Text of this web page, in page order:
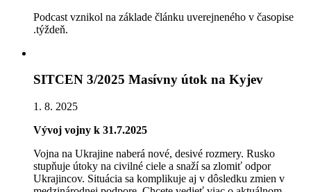
Podcast vznikol na základe článku uverejneného v časopise
.týždeň.
SITCEN 3/2025 Masívny útok na Kyjev
1. 8. 2025
Vývoj vojny k 31.7.2025
Vojna na Ukrajine naberá nové, desivé rozmery. Rusko
stupňuje útoky na civilné ciele a snaží sa zlomiť odpor
Ukrajincov. Situácia sa komplikuje aj v dôsledku zmien v